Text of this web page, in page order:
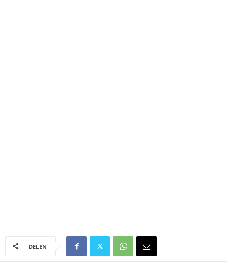
DELEN